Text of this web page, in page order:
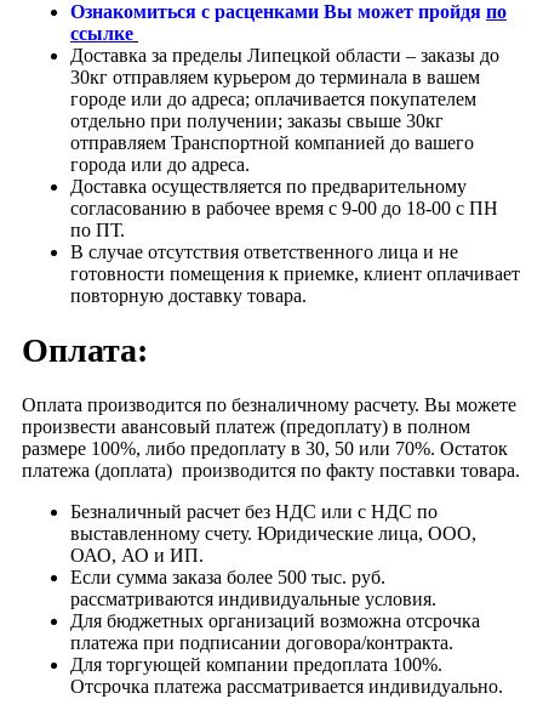
Ознакомиться с расценками Вы может пройдя по
ссылке
Доставка за пределы Липецкой области – заказы до
30кг отправляем курьером до терминала в вашем
городе или до адреса; оплачивается покупателем
отдельно при получении; заказы свыше 30кг
отправляем Транспортной компанией до вашего
города или до адреса.
Доставка осуществляется по предварительному
согласованию в рабочее время с 9-00 до 18-00 с ПН
по ПТ.
В случае отсутствия ответственного лица и не
готовности помещения к приемке, клиент оплачивает
повторную доставку товара.
Оплата:
Оплата производится по безналичному расчету. Вы можете
произвести авансовый платеж (предоплату) в полном
размере 100%, либо предоплату в 30, 50 или 70%. Остаток
платежа (доплата) производится по факту поставки товара.
Безналичный расчет без НДС или с НДС по
выставленному счету. Юридические лица, ООО,
ОАО, АО и ИП.
Если сумма заказа более 500 тыс. руб.
рассматриваются индивидуальные условия.
Для бюджетных организаций возможна отсрочка
платежа при подписании договора/контракта.
Для торгующей компании предоплата 100%.
Отсрочка платежа рассматривается индивидуально.